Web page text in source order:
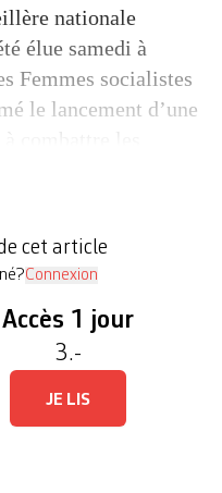
nationale
élue samedi à
Femmes socialistes
le lancement d’une
[…]
cet article
Connexion
Accès 1 jour
3.-
JE LIS